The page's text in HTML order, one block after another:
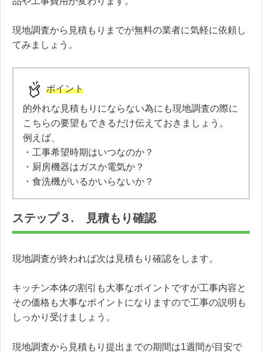
現地調査から見積もりまでが無料の業者に気軽に依頼し
てみましょう。
ポイント
的外れな見積もりにならない為にも現地調査の際に
こちらの要望もできるだけ伝えておきましょう。
例えば、
・工事希望時期はいつなのか？
・厨房機器はガスか電気か？
・食洗機がいるかいらないか？
ステップ３. 見積もり確認
現地調査が終われば次は見積もり確認をします。
キッチン本体の割引も大事なポイントですが工事内容と
その価格も大事なポイントになりますので工事の説明も
しっかり受けましょう。
現地調査から見積もり提出までの期間は1週間が目安で